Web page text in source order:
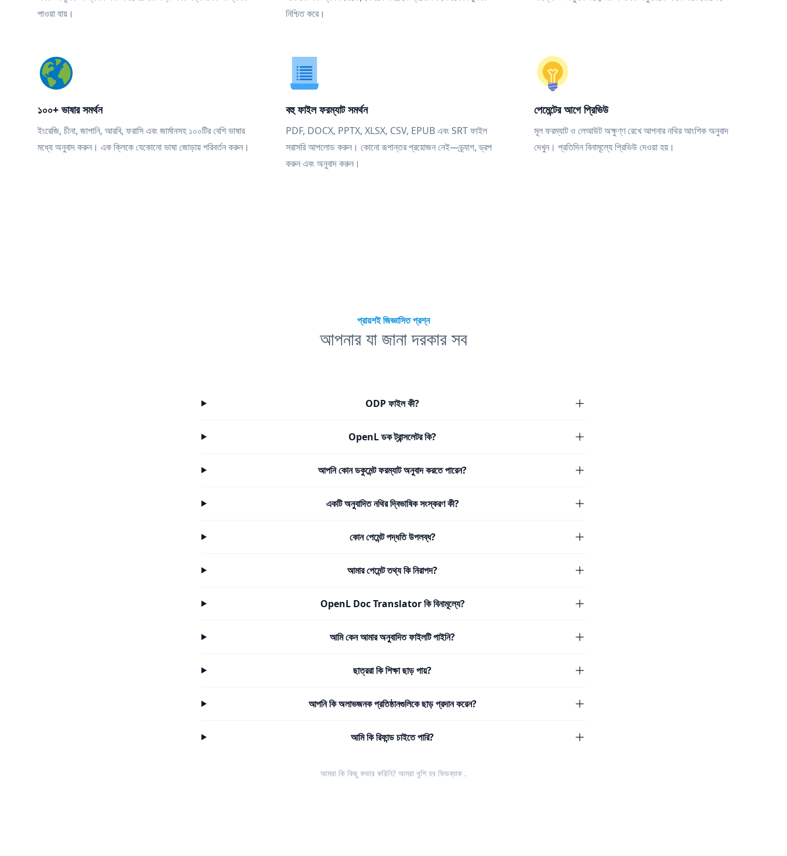
পাওয়া যায়।
নিশ্চিত করে।
১০০+ ভাষার সমর্থন
ইংরেজি, চীনা, জাপানি, আরবি, ফরাসি এবং জার্মানসহ ১০০টির বেশি ভাষার
মধ্যে অনুবাদ করুন। এক ক্লিকে যেকোনো ভাষা জোড়ায় পরিবর্তন করুন।
বহু ফাইল ফরম্যাট সমর্থন
PDF, DOCX, PPTX, XLSX, CSV, EPUB এবং SRT ফাইল
সরাসরি আপলোড করুন। কোনো রূপান্তর প্রয়োজন নেই—ড্র্যাগ, ড্রপ
করুন এবং অনুবাদ করুন।
পেমেন্টের আগে প্রিভিউ
মূল ফরম্যাট ও লেআউট অক্ষুণ্ণ রেখে আপনার নথির আংশিক অনুবাদ
দেখুন। প্রতিদিন বিনামূল্যে প্রিভিউ দেওয়া হয়।
প্রায়শই জিজ্ঞাসিত প্রশ্ন
আপনার যা জানা দরকার সব
ODP ফাইল কী?
OpenL ডক ট্রান্সলেটর কি?
আপনি কোন ডকুমেন্ট ফরম্যাট অনুবাদ করতে পারেন?
একটি অনুবাদিত নথির দ্বিভাষিক সংস্করণ কী?
কোন পেমেন্ট পদ্ধতি উপলব্ধ?
আমার পেমেন্ট তথ্য কি নিরাপদ?
OpenL Doc Translator কি বিনামূল্যে?
আমি কেন আমার অনুবাদিত ফাইলটি পাইনি?
ছাত্ররা কি শিক্ষা ছাড় পায়?
আপনি কি অলাভজনক প্রতিষ্ঠানগুলিকে ছাড় প্রদান করেন?
আমি কি রিফান্ড চাইতে পারি?
আমরা কি কিছু কভার করিনি? আমরা খুশি হব ফিডব্যাক .